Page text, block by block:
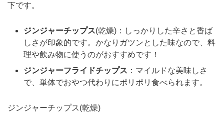
下です。
ジンジャーチップス(乾燥)：しっかりした辛さと香ば
しさが印象的です。かなりガツンとした味なので、料
理や飲み物に使うのがおすすめです！
ジンジャーフライドチップス ：マイルドな美味しさ
で、単体でおやつ代わりにポリポリ食べられます。
ジンジャーチップス(乾燥)